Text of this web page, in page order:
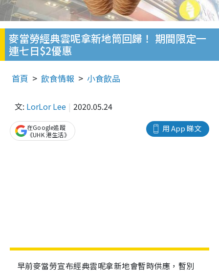
麥當勞經典雲呢拿新地筒回歸！ 期間限定一
連七日$2優惠
首頁 飲食情報 小食飲品
文: LorLor Lee 2020.05.24
用 App 睇文
在Google追蹤
《UHK 港生活》
早前麥當勞宣布經典雲呢拿新地會暫時供應，暫別